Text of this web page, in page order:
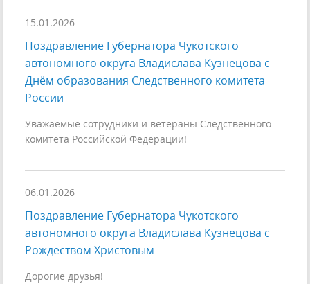
15.01.2026
Поздравление Губернатора Чукотского
автономного округа Владислава Кузнецова с
Днём образования Следственного комитета
России
Уважаемые сотрудники и ветераны Следственного
комитета Российской Федерации!
06.01.2026
Поздравление Губернатора Чукотского
автономного округа Владислава Кузнецова с
Рождеством Христовым
Дорогие друзья!